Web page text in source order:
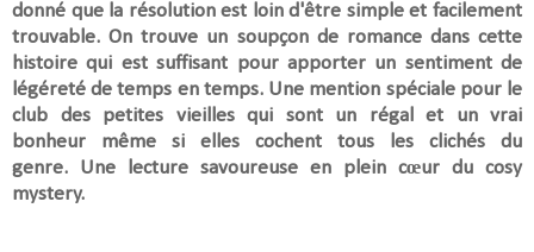
donné quela résolution est loin d'être simple et facilement
trouvable. On trouve un soupçon de romance dans cette
histoire qui est suffisant pour apporter un sentiment de
légéreté de temps en temps. Une mention spéciale pour le
club des petites vieilles qui sont un régal et un vrai
bonheur même si elles cochent tous les clichés du
genre. Une lecture savoureuse en plein cœur du cosy
mystery.